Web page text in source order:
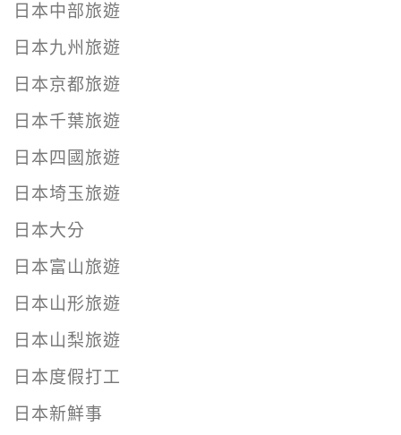
日本中部旅遊
日本九州旅遊
日本京都旅遊
日本千葉旅遊
日本四國旅遊
日本埼玉旅遊
日本大分
日本富山旅遊
日本山形旅遊
日本山梨旅遊
日本度假打工
日本新鮮事